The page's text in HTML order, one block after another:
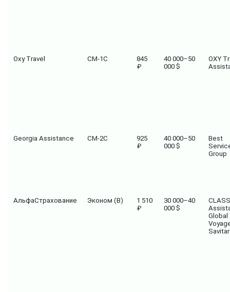
Oxy Travel СМ-1C
845
₽
40 000–50
000 $
OXY
Georgia Assistance СМ-2С
925
₽
40 000–50
000 $
Best
Group
АльфаСтрахование Эконом (В)
1 510
₽
30 000–40
000 $
CLASS
Global
Savitar